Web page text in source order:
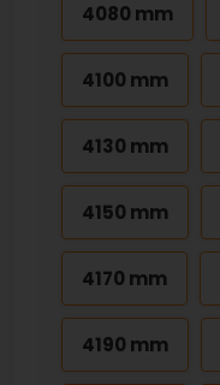
4080 mm
4100 mm
4130 mm
4150 mm
4170 mm
4190 mm